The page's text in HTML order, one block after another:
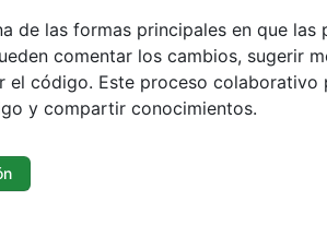
de las formas principales en que las
comentar los cambios, sugerir
el código. Este proceso colaborativo
y compartir conocimientos.